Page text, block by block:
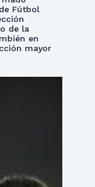
Fútbol
de la
en
mayor